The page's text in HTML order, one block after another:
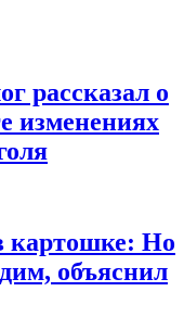
рассказал о
изменениях
картошке: Но
объяснил